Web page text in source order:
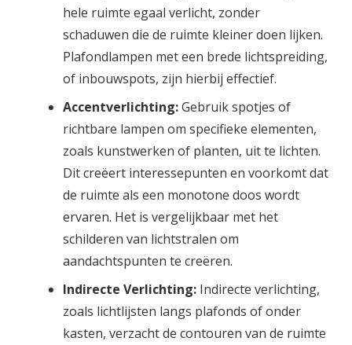
hele ruimte egaal verlicht, zonder
schaduwen die de ruimte kleiner doen lijken.
Plafondlampen met een brede lichtspreiding,
of inbouwspots, zijn hierbij effectief.
Accentverlichting:Gebruik spotjes of
richtbare lampen om specifieke elementen,
zoals kunstwerken of planten, uit te lichten.
Dit creëert interessepunten en voorkomt dat
de ruimte als een monotone doos wordt
ervaren. Het is vergelijkbaar met het
schilderen van lichtstralen om
aandachtspunten te creëren.
Indirecte Verlichting:Indirecte verlichting,
zoals lichtlijsten langs plafonds of onder
kasten, verzacht de contouren van de ruimte